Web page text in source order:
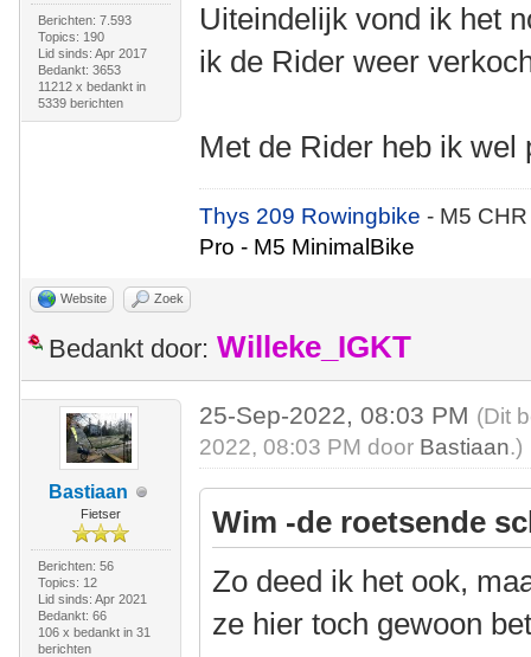
Berichten: 7.593
Topics: 190
Lid sinds: Apr 2017
Bedankt: 3653
11212 x bedankt in
5339 berichten
Uiteindelijk vond ik het
ik de Rider weer
Met de Rider heb ik wel
Thys 209 Rowingbike- M5
Pro - M5 MinimalBike
Website Zoek
Bedankt door: Willeke_IGKT
Bastiaan
Fietser
Berichten: 56
Topics: 12
Lid sinds: Apr 2021
Bedankt: 66
106 x bedankt in 31
berichten
25-Sep-2022, 08:03 PM (Dit
2022, 08:03 PM door Bastiaan.)
Wim -de roetsende
Zo deed ik het ook,
ze hier toch gewoon